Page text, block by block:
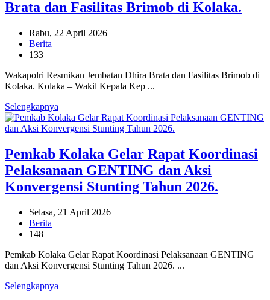
Brata dan Fasilitas Brimob di Kolaka.
Rabu, 22 April 2026
Berita
133
Wakapolri Resmikan Jembatan Dhira Brata dan Fasilitas Brimob di
Kolaka. Kolaka – Wakil Kepala Kep ...
Selengkapnya
Pemkab Kolaka Gelar Rapat Koordinasi
Pelaksanaan GENTING dan Aksi
Konvergensi Stunting Tahun 2026.
Selasa, 21 April 2026
Berita
148
Pemkab Kolaka Gelar Rapat Koordinasi Pelaksanaan GENTING
dan Aksi Konvergensi Stunting Tahun 2026. ...
Selengkapnya